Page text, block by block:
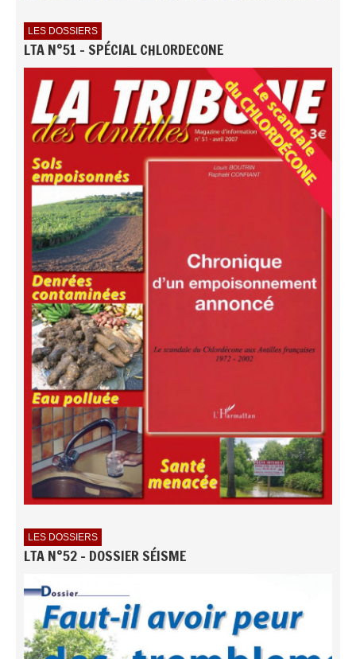
LES DOSSIERS
LTA N°51 - SPÉCIAL CHLORDECONE
LES DOSSIERS
LTA N°52 - DOSSIER SÉISME